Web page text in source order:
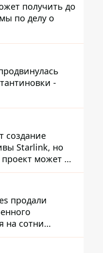
получить до
по делу о
-
создание
Starlink, но
проект может не
продали
на сотни
но удары ВСУ